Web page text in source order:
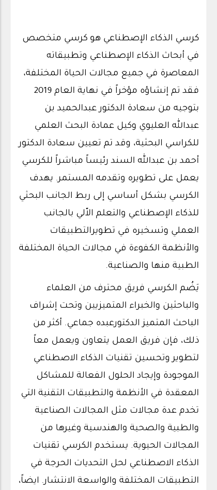
كرسي الذكاء الإصطناعي هو كرسي متخصص
في أبحاث الذكاء الإصطناعي وتطبيقاته
المعاصرة في جميع مجالات الحياة المختلفة،
فقد تم إنشاؤه مؤخراً في نهاية العام2019
بتوجيه من سعادة الدكتور عبدالحميد بن
عبدالله العليوي وكيل عمادة البحث العلمي
للكراسي البحثية، وقد تم تعيين سعادة الدكتور
أحمد بن عبدالله السند رئيساً مباشراً للكرسي
يعمل على تطويره وتقدمه المستمر. يهدف
الكرسي بشكل أساسي إلى ربط الجانب البحثي
للذكاء الإصطناعي والتعلم الاّلي بالجانب
العملي وتسخيره في تطويرالتطبيقات
والأنظمة الكفوءة في مجالات الحياة المختلفة
الطبية منها والصناعية.
يَضُم الكرسي فريق محترف من العلماء
والباحثين والخبراء المتميزيين وتحت إشراف
الباحث المتميز الدكتورعبده جماعي. أكثر من
ذلك، فإن فريق العمل يتعاون ويعمل معاً
لتطوير وتحسين تقنيات الذكاء الاصطناعي
الموجودة وإيجاد الحلول الفعالة للمشاكل
المعقدة في الأنظمة والتطبيقات التقنية التي
تخدم عدة مجالات مثل المجالات الصناعية
والطبية والصحية والهندسية وغيرها من
المجالات الحيوية. يستخدم الكرسي تقنيات
الذكاء الاصطناعي لحل التحديات الحرجة في
التطبيقات المختلفة والواسعة الانتشار. ايضاً،